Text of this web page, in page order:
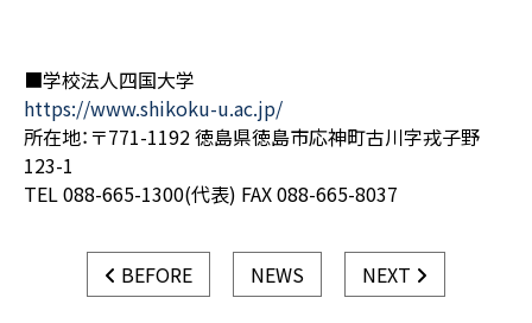
■学校法人四国大学
https://www.shikoku-u.ac.jp/
所在地：〒771-1192 徳島県徳島市応神町古川字戎子野
123-1
TEL 088-665-1300(代表) FAX 088-665-8037
BEFORE NEWS NEXT